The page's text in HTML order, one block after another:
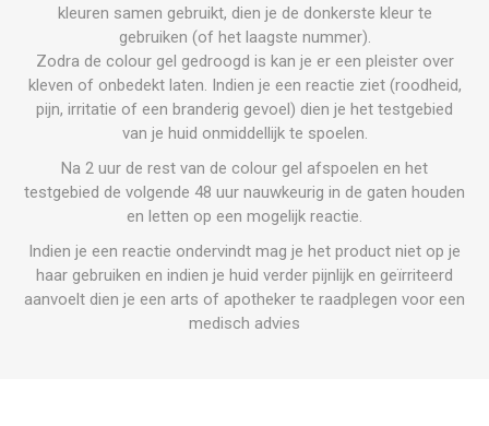
kleuren samen gebruikt, dien je de donkerste kleur te
gebruiken (of het laagste nummer).
Zodra de colour gel gedroogd is kan je er een pleister over
kleven of onbedekt laten. Indien je een reactie ziet (roodheid,
pijn, irritatie of een branderig gevoel) dien je het testgebied
van je huid onmiddellijk te spoelen.
Na 2 uur de rest van de colour gel afspoelen en het
testgebied de volgende 48 uur nauwkeurig in de gaten houden
en letten op een mogelijk reactie.
Indien je een reactie ondervindt mag je het product niet op je
haar gebruiken en indien je huid verder pijnlijk en geïrriteerd
aanvoelt dien je een arts of apotheker te raadplegen voor een
medisch advies